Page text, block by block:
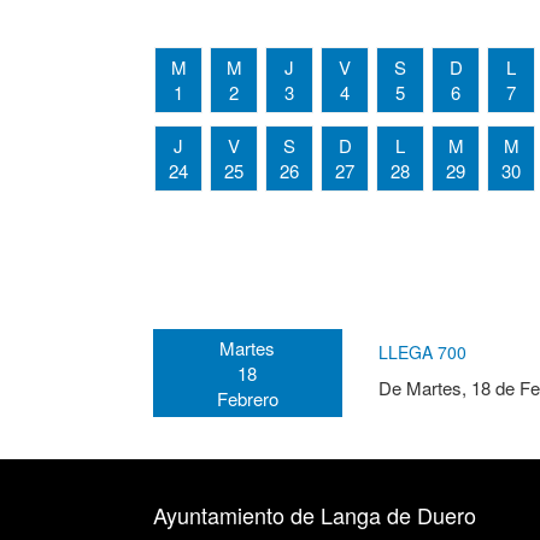
M
1
M
2
J
3
V
4
S
5
D
6
L
7
J
24
V
25
S
26
D
27
L
28
M
29
M
30
Martes
18
Febrero
LLEGA 700
De Martes, 18 de
Ayuntamiento de Langa de Duero